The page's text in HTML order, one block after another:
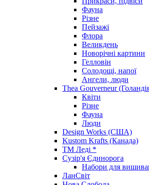
Фауна
Різне
Пейзажі
Флора
Великдень
Новорічні картини
Гелловін
Солодощі, напої
Ангели, люди
Thea Gouverneur
Квіти
Різне
Фауна
Люди
Design Works (США)
Kustom Krafts (Канада)
ТМ Леді *
Сузір'я Єдинорога
Набори для
ЛанСвіт